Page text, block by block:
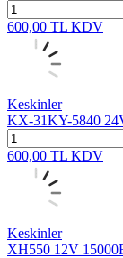
600,00 TL KDV
Keskinler
KX-31KY-5840
600,00 TL KDV
Keskinler
XH550 12V